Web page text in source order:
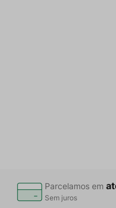
Parcelamos em
Sem juros